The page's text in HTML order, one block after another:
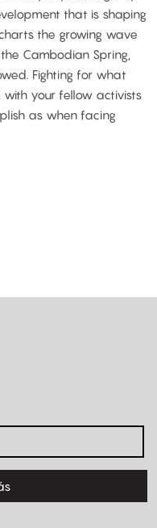
that is shaping
the growing wave
Cambodian Spring,
Fighting for what
your fellow activists
as when facing